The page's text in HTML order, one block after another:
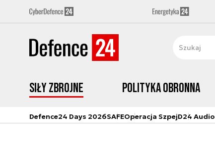
Siły zbrojne Polityka obronna
Defence24 Days 2026SAFEOperacja SzpejD24 Audio